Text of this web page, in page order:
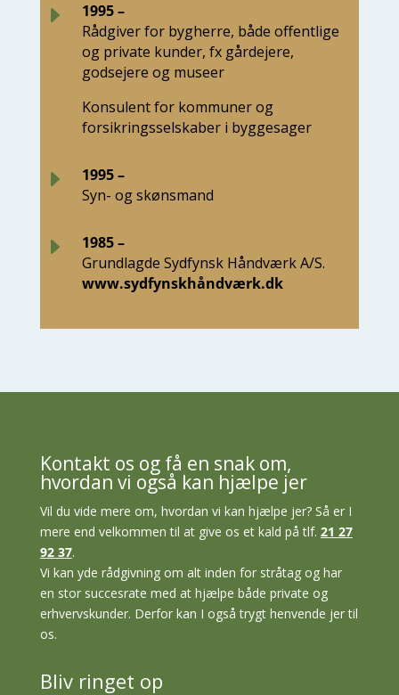
E
1995 –
Rådgiver for bygherre, både offentlige
og private kunder, fx gårdejere,
godsejere og museer
Konsulent for kommuner og
forsikringsselskaber i byggesager
E
1995 –
Syn- og skønsmand
E
1985 –
Grundlagde Sydfynsk Håndværk A/S.
www.sydfynskhåndværk.dk
Kontakt os og få en snak om,
hvordan vi også kan hjælpe jer
Vil du vide mere om, hvordan vi kan hjælpe jer? Så er I
mere end velkommen til at give os et kald på tlf. 21 27
92 37.
Vi kan yde rådgivning om alt inden for stråtag og har
en stor succesrate med at hjælpe både private og
erhvervskunder. Derfor kan I også trygt henvende jer til
os.
Bliv ringet op